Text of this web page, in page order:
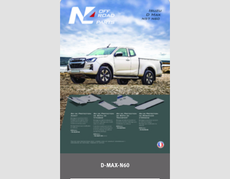
D-MAX-N60